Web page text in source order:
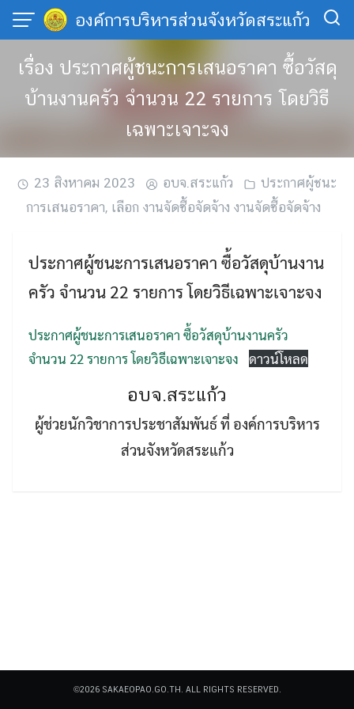
Skip
content
องค์การบริหารส่วนจังหวัดสระแก้ว
เรื่อง ประกาศผู้ชนะการเสนอราคา ซื้อวัสดุ
บ้านงานครัว จำนวน 22 รายการ โดยวิธี
เฉพาะเจาะจง
23 สิงหาคม 2023 อบจ.สระแก้ว
ประกาศผู้ชนะ
การเสนอราคา, เลือก งานจัดซื้อจัดจ้าง งานจัดซื้อจัดจ้าง
ประกาศผู้ชนะการเสนอราคา ซื้อวัสดุบ้านงาน
ครัว จำนวน 22 รายการ โดยวิธีเฉพาะเจาะจง
ประกาศผู้ชนะการเสนอราคา ซื้อวัสดุบ้านงานครัว
จำนวน 22 รายการ โดยวิธีเฉพาะเจาะจง
ดาวน์โหลด
อบจ.สระแก้ว
ผู้ช่วยนักวิชาการประชาสัมพันธ์ ที่ องค์การบริหาร
ส่วนจังหวัดสระแก้ว
©2026 SAKAEOPAO.GO.TH. ALL RIGHTS RESERVED.